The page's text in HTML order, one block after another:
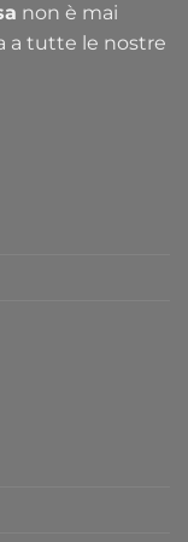
non è mai
a tutte le nostre